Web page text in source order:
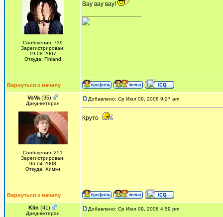
Сообщения: 739
Зарегистрирован:
19.08.2007
Откуда: Finland
Вау вау вау!
Вернуться к началу
VoVa (35)
Дред-ветеран
Сообщения: 251
Зарегистрирован:
06.04.2008
Откуда: Химки
Добавлено: Ср Июл 09, 2008 9:27 am
Круто
Вернуться к началу
Klin (41)
Дред-ветеран
Добавлено: Ср Июл 09, 2008 4:59 pm